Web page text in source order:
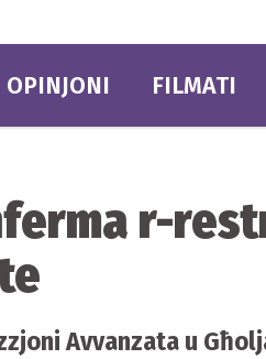
OPINJONI FILMATI
r-
Avvanzata u